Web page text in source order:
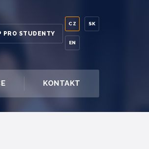
PRO STUDENTY
CZ
EN
SK
KONTAKT